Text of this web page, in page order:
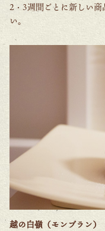
2・3週間ごとに新しい
い。
越の白嶺（モンブラン）